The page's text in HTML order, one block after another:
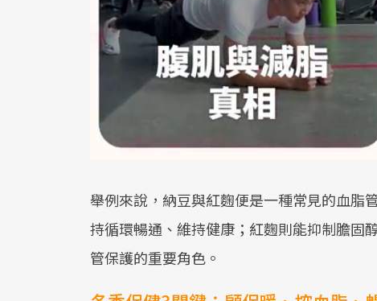
舉例來說，納豆與紅麴便是一種常見的血脂
持循環暢通、維持健康；紅麴則能抑制膽固
管保護的重要角色。